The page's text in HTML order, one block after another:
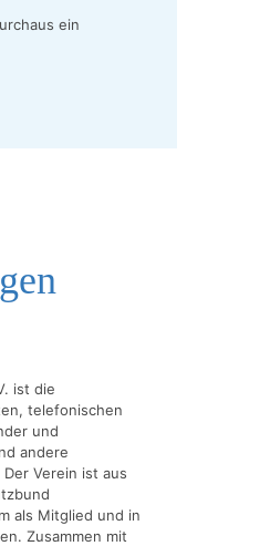
ein
ist die
telefonischen
und
andere
Verein ist aus
als Mitglied und in
Zusammen mit